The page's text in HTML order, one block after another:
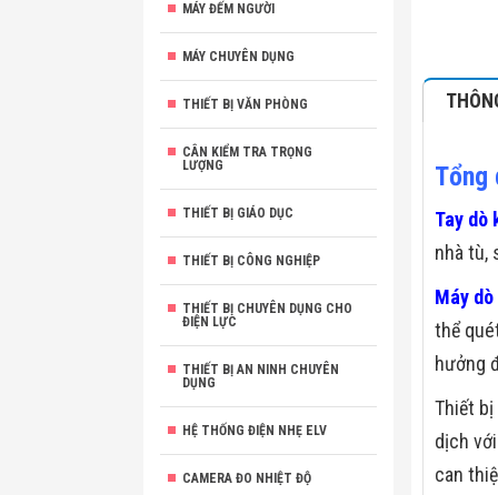
MÁY ĐẾM NGƯỜI
MÁY CHUYÊN DỤNG
THIẾT BỊ VĂN PHÒNG
CÂN KIỂM TRA TRỌNG
LƯỢNG
THIẾT BỊ GIÁO DỤC
THIẾT BỊ CÔNG NGHIỆP
THIẾT BỊ CHUYÊN DỤNG CHO
ĐIỆN LỰC
THIẾT BỊ AN NINH CHUYÊN
DỤNG
HỆ THỐNG ĐIỆN NHẸ ELV
CAMERA ĐO NHIỆT ĐỘ
Tổng
Tay dò
nhà tù,
Máy
thể
hưởng
Thiết
dịch
can